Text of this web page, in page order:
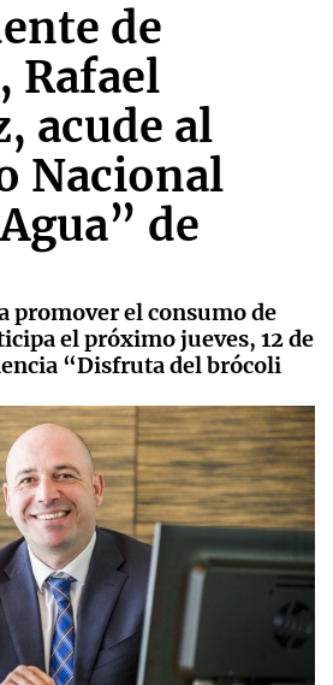
de
Rafael
acude al
Nacional
de
promover el consumo de
el próximo jueves, 12 de
“Disfruta del brócoli